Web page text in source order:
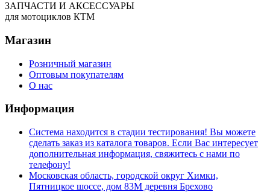
ЗАПЧАСТИ И АКСЕССУАРЫ
для мотоциклов КТМ
Магазин
Розничный магазин
Оптовым покупателям
О нас
Информация
Система находится в стадии тестирования! Вы можете
сделать заказ из каталога товаров. Если Вас интересует
дополнительная информация, свяжитесь с нами по
телефону!
Московская область, городской округ Химки,
Пятницкое шоссе, дом 83М деревня Брехово